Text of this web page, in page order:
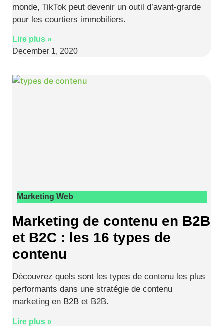
monde, TikTok peut devenir un outil d’avant-grarde
pour les courtiers immobiliers.
Lire plus »
December 1, 2020
Marketing Web
Marketing de contenu en B2B
et B2C : les 16 types de
contenu
Découvrez quels sont les types de contenu les plus
performants dans une stratégie de contenu
marketing en B2B et B2B.
Lire plus »